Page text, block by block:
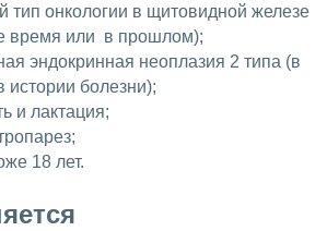
тип онкологии в щитовидной железе
время или в прошлом);
эндокринная неоплазия 2 типа (в
истории болезни);
и лактация;
18 лет.